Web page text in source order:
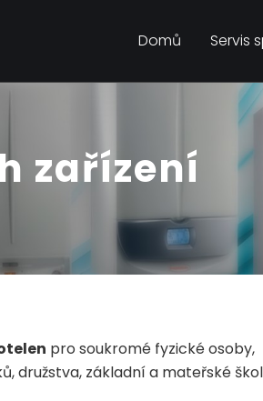
Domů Servis
zařízení
pro soukromé fyzické osoby,
družstva, základní a mateřské